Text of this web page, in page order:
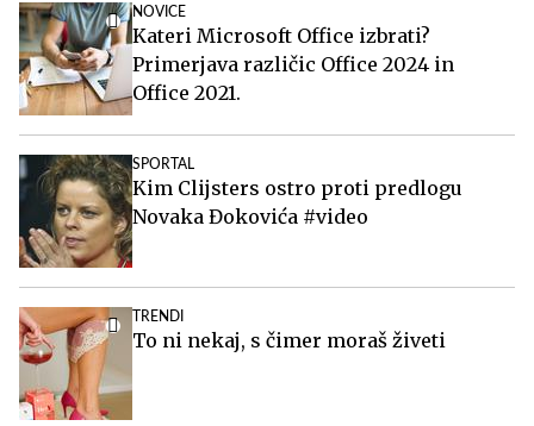
NOVICE
Kateri Microsoft Office izbrati?
Primerjava različic Office 2024 in
Office 2021.
SPORTAL
Kim Clijsters ostro proti predlogu
Novaka Đokovića #video
TRENDI
To ni nekaj, s čimer moraš živeti